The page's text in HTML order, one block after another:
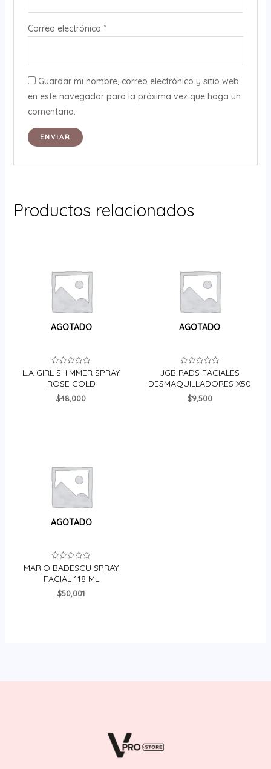
Correo electrónico *
Guardar mi nombre, correo electrónico y sitio web
en este navegador para la próxima vez que haga un
comentario.
Productos relacionados
AGOTADO
Valorado
en
0
de
L.A GIRL SHIMMER SPRAY
ROSE GOLD
$48,000
AGOTADO
Valorado
en
0
JGB PADS FACIALES
DESMAQUILLADORES X50
$9,500
AGOTADO
Valorado
en
0
MARIO BADESCU SPRAY
FACIAL 118 ML
$50,001